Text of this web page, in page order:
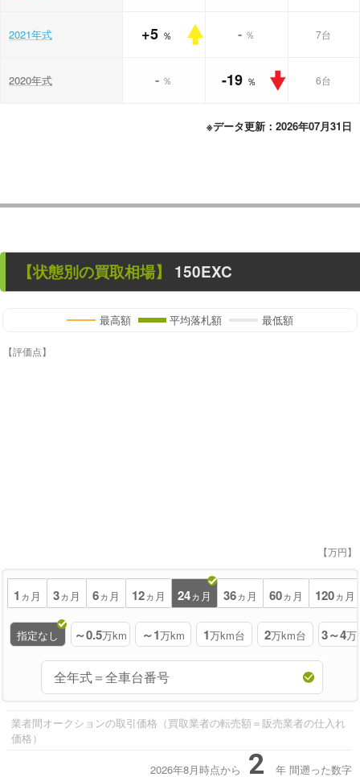
2021年式 +5 ％ - ％ 7台
2020年式 - ％ -19 ％ 6台
※データ更新：2026年07月31日
【状態別の買取相場】 150EXC
最高額 平均落札額 最低額
【評価点】
【万円】
1 ヵ月 3ヵ月 6ヵ月 12ヵ月 24ヵ月 36ヵ月 60ヵ月 120ヵ月
指定なし ～0.5万km ～1万km 1万km台 2万km台 3～4万
業者間オークションの取引価格（買取業者の転売額＝販売業者の仕入れ
価格）
2026年8月時点から 2 年 間遡った数字